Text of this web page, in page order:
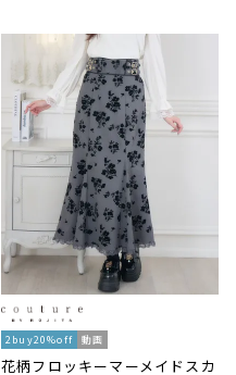
2buy20%off 動画
花柄フロッキーマーメイドスカ